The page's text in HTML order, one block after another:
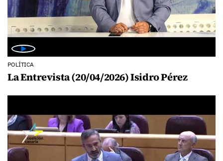
POLÍTICA
La Entrevista (20/04/2026) Isidro Pérez